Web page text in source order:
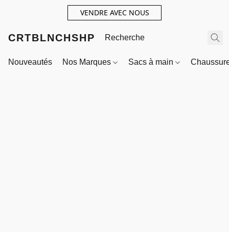
VENDRE AVEC NOUS
CRTBLNCHSHP
Nouveautés Nos Marques Sacs à main